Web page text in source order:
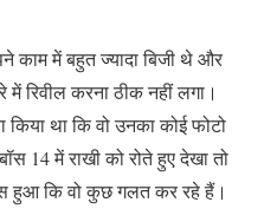
काम में बहुत ज्यादा बिजी थे और
में रिवील करना ठीक नहीं लगा।
किया था कि वो उनका कोई फोटो
14 में राखी को रोते हुए देखा तो
हुआ कि वो कुछ गलत कर रहे हैं।